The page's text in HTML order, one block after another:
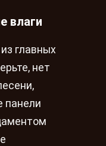
влаги
главных
нет
панели